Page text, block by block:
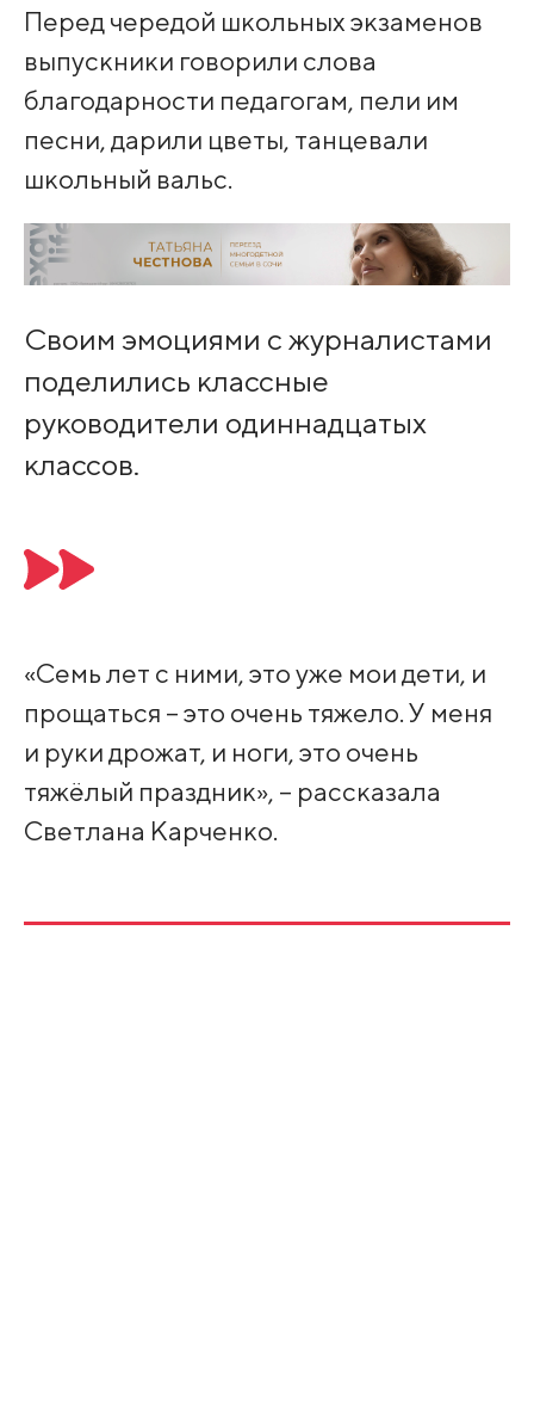
Перед чередой школьных экзаменов
выпускники говорили слова
благодарности педагогам, пели им
песни, дарили цветы, танцевали
школьный вальс.
Своим эмоциями с журналистами
поделились классные
руководители одиннадцатых
классов.
«Семь лет с ними, это уже мои дети, и
прощаться – это очень тяжело. У меня
и руки дрожат, и ноги, это очень
тяжёлый праздник», – рассказала
Светлана Карченко.